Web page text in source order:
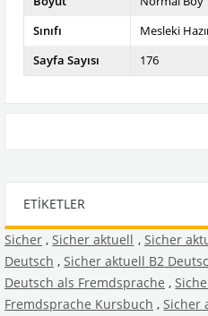
Sınıfı
Mesleki
Sayfa Sayısı
176
ETIKETLER
Sicher , Sicher aktuell , Sicher
Deutsch , Sicher aktuell B2
Deutsch als Fremdsprache ,
Fremdsprache Kursbuch , Sicher